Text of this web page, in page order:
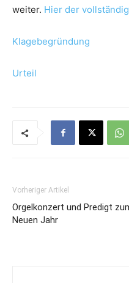
weiter. Hier der
Klagebegründung
Urteil
Vorheriger Artikel
Orgelkonzert und Predigt
Neuen Jahr